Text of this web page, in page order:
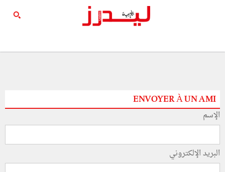
ENVOYER À UN AMI
الإسم
البريد الإلكتروني